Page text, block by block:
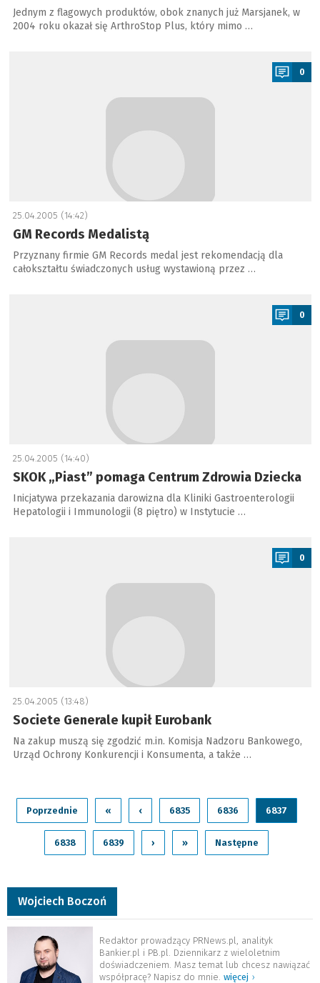
Jednym z flagowych produktów, obok znanych już Marsjanek, w
2004 roku okazał się ArthroStop Plus, który mimo …
0
25.04.2005 (14:42)
GM Records Medalistą
Przyznany firmie GM Records medal jest rekomendacją dla
całokształtu świadczonych usług wystawioną przez …
0
25.04.2005 (14:40)
SKOK „Piast” pomaga Centrum Zdrowia Dziecka
Inicjatywa przekazania darowizna dla Kliniki Gastroenterologii
Hepatologii i Immunologii (8 piętro) w Instytucie …
0
25.04.2005 (13:48)
Societe Generale kupił Eurobank
Na zakup muszą się zgodzić m.in. Komisja Nadzoru Bankowego,
Urząd Ochrony Konkurencji i Konsumenta, a także …
Poprzednie « ‹ 6835 6836 6837
6838 6839 › » Następne
Wojciech Boczoń
Redaktor prowadzący PRNews.pl, analityk
Bankier.pl i PB.pl. Dziennikarz z wieloletnim
doświadczeniem. Masz temat lub chcesz nawiązać
współpracę? Napisz do mnie. więcej ›